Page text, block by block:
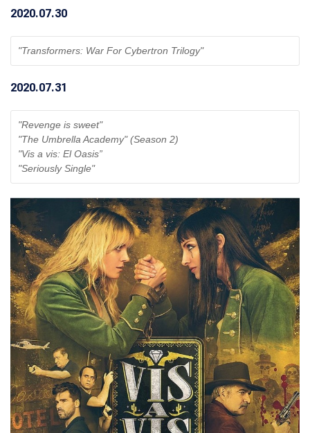
2020.07.30
"Transformers: War For Cybertron Trilogy"
2020.07.31
"Revenge is sweet"
"The Umbrella Academy" (Season 2)
"Vis a vis: El Oasis”
"Seriously Single"